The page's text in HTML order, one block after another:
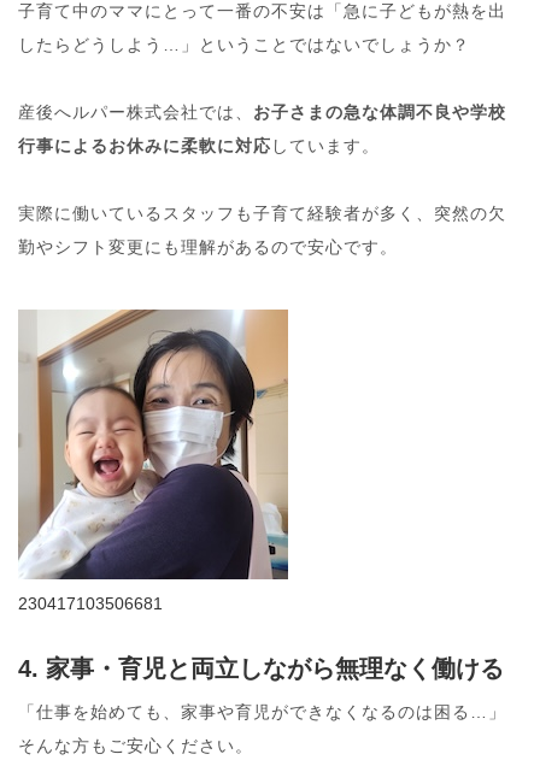
子育て中のママにとって一番の不安は「急に子どもが熱を出
したらどうしよう…」ということではないでしょうか？
産後へルパー株式会社では、 お子さまの急な体調不良や学校
行事によるお休みに柔軟に対応 しています。
実際に働いているスタッフも子育て経験者が多く、突然の欠
勤やシフト変更にも理解があるので安心です。
230417103506681
4. 家事・育児と両立しながら無理なく働ける
「仕事を始めても、家事や育児ができなくなるのは困る…」
そんな方もご安心ください。